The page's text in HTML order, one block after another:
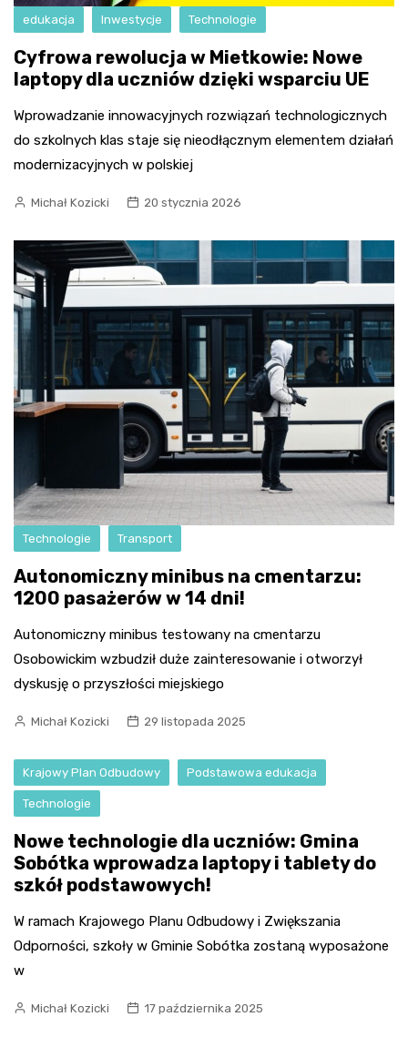
edukacja Inwestycje Technologie
Cyfrowa rewolucja w Mietkowie: Nowe
laptopy dla uczniów dzięki wsparciu UE
Wprowadzanie innowacyjnych rozwiązań technologicznych
do szkolnych klas staje się nieodłącznym elementem działań
modernizacyjnych w polskiej
Michał Kozicki 20 stycznia 2026
Technologie Transport
Autonomiczny minibus na cmentarzu:
1200 pasażerów w 14 dni!
Autonomiczny minibus testowany na cmentarzu
Osobowickim wzbudził duże zainteresowanie i otworzył
dyskusję o przyszłości miejskiego
Michał Kozicki 29 listopada 2025
Krajowy Plan Odbudowy Podstawowa edukacja
Technologie
Nowe technologie dla uczniów: Gmina
Sobótka wprowadza laptopy i tablety do
szkół podstawowych!
W ramach Krajowego Planu Odbudowy i Zwiększania
Odporności, szkoły w Gminie Sobótka zostaną wyposażone
w
Michał Kozicki 17 października 2025